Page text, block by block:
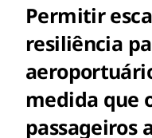
Permitir
resiliência
medida que
passageiros